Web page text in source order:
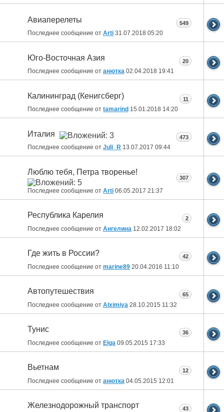
Авиаперелеты
Последнее сообщение от Arti 31.07.2018 05:20
549
Юго-Восточная Азия
Последнее сообщение от анютка 02.04.2018 19:41
20
Калининград (Кенигсберг)
Последнее сообщение от tamarind 15.01.2018 14:20
11
Италия
Последнее сообщение от Juli_R 13.07.2017 09:44
473
Люблю тебя, Петра творенье!
Последнее сообщение от Arti 06.05.2017 21:37
307
Республика Карелия
Последнее сообщение от Ангелина 12.02.2017 18:02
2
Где жить в России?
Последнее сообщение от marine89 20.04.2016 11:10
42
Автопутешествия
Последнее сообщение от Alximiya 28.10.2015 11:32
65
Тунис
Последнее сообщение от Elga 09.05.2015 17:33
36
Вьетнам
Последнее сообщение от анютка 04.05.2015 12:01
12
Железнодорожный транспорт 43